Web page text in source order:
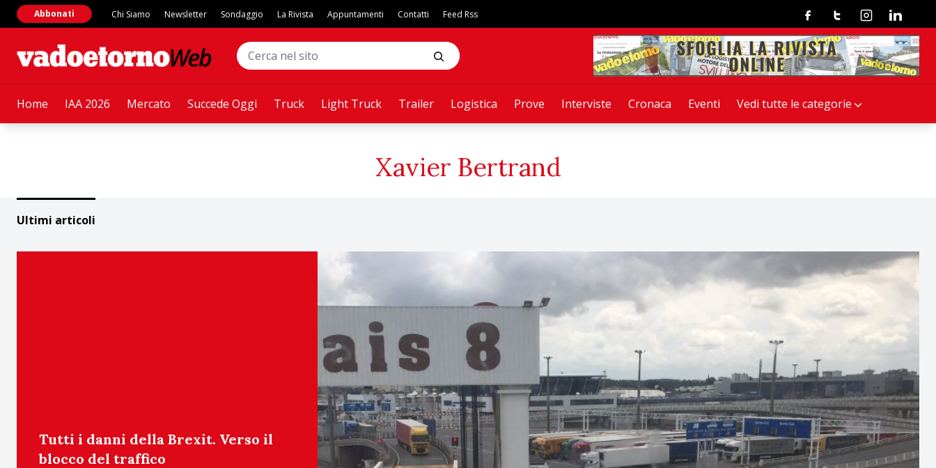
Home IAA 2026 Mercato Succede Oggi Truck Light Truck Trailer Logistica Prove Interviste Cronaca Eventi Vedi tutte le categorie
Abbonati Chi Siamo Newsletter Sondaggio La Rivista Appuntamenti Contatti Feed Rss FacebookTwitterInstagramLinkedin
Xavier Bertrand
Ultimi articoli
Tutti i danni della Brexit. Verso il
blocco del traffico